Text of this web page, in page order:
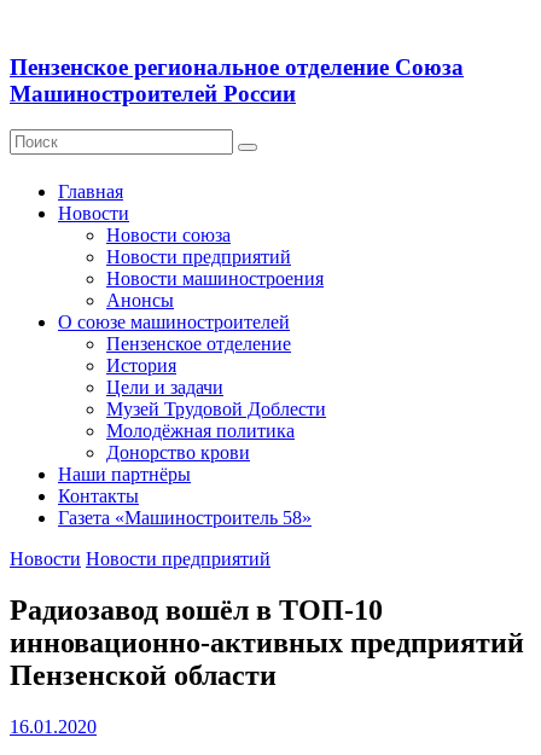
Пензенское региональное отделение Союза
Машиностроителей России
Главная
Новости
Новости союза
Новости предприятий
Новости машиностроения
Анонсы
О союзе машиностроителей
Пензенское отделение
История
Цели и задачи
Музей Трудовой Доблести
Молодёжная политика
Донорство крови
Наши партнёры
Контакты
Газета «Машиностроитель 58»
Новости Новости предприятий
Радиозавод вошёл в ТОП-10
инновационно-активных предприятий
Пензенской области
16.01.2020